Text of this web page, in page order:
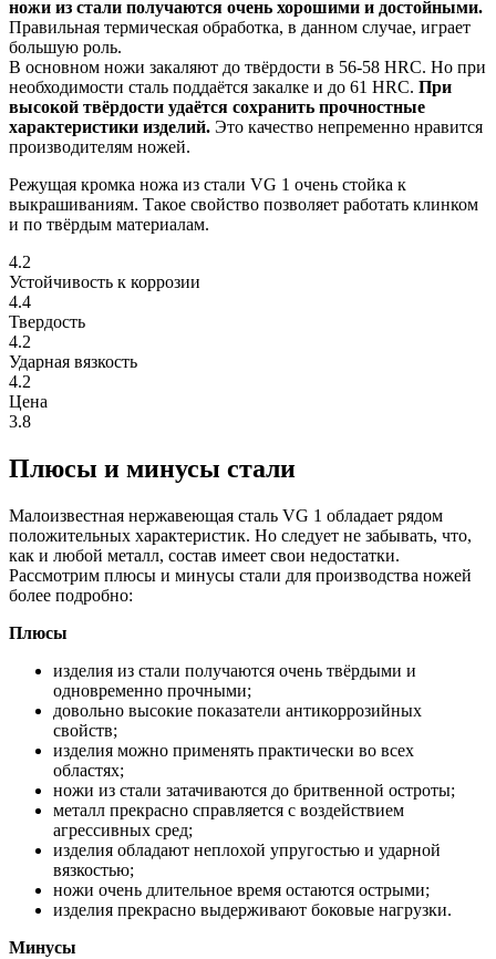
ножи из стали получаются очень хорошими и достойными.
Правильная термическая обработка, в данном случае, играет
большую роль.
В основном ножи закаляют до твёрдости в 56-58 HRC. Но при
необходимости сталь поддаётся закалке и до 61 HRC. При
высокой твёрдости удаётся сохранить прочностные
характеристики изделий. Это качество непременно нравится
производителям ножей.
Режущая кромка ножа из стали VG 1 очень стойка к
выкрашиваниям. Такое свойство позволяет работать клинком
и по твёрдым материалам.
4.2
Устойчивость к коррозии
4.4
Твердость
4.2
Ударная вязкость
4.2
Цена
3.8
Плюсы и минусы стали
Малоизвестная нержавеющая сталь VG 1 обладает рядом
положительных характеристик. Но следует не забывать, что,
как и любой металл, состав имеет свои недостатки.
Рассмотрим плюсы и минусы стали для производства ножей
более подробно:
Плюсы
изделия из стали получаются очень твёрдыми и
одновременно прочными;
довольно высокие показатели антикоррозийных
свойств;
изделия можно применять практически во всех
областях;
ножи из стали затачиваются до бритвенной остроты;
металл прекрасно справляется с воздействием
агрессивных сред;
изделия обладают неплохой упругостью и ударной
вязкостью;
ножи очень длительное время остаются острыми;
изделия прекрасно выдерживают боковые нагрузки.
Минусы